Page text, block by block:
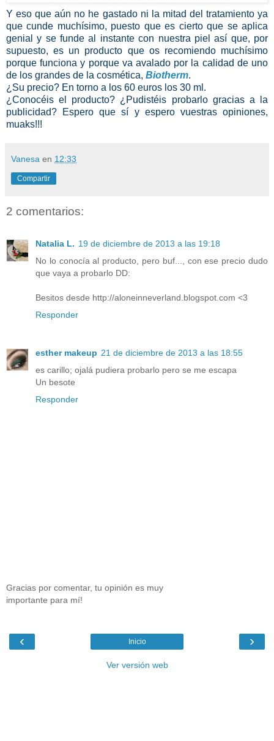
Y eso que aún no he gastado ni la mitad del tratamiento ya
que cunde muchísimo, puesto que es cierto que se aplica
genial y se funde al instante con nuestra piel así que, por
supuesto, es un producto que os recomiendo muchísimo
porque funciona y porque va avalado por la calidad de uno
de los grandes de la cosmética, Biotherm.
¿Su precio? En torno a los 60 euros los 30 ml.
¿Conocéis el producto? ¿Pudistéis probarlo gracias a la
publicidad? Espero que sí y espero vuestras opiniones,
muaks!!!
Vanesa en 12:33
Compartir
2 comentarios:
Natalia L. 19 de diciembre de 2013 a las 19:18
No lo conocía al producto, pero buf..., con ese precio dudo
que vaya a probarlo DD:
Besitos desde http://aloneinneverland.blogspot.com <3
Responder
esther makeup 21 de diciembre de 2013 a las 18:55
es carillo; ojalá pudiera probarlo pero se me escapa
Un besote
Responder
Gracias por comentar, tu opinión es muy
importante para mí!
‹ ›
Inicio
Ver versión web